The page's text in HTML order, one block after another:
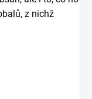
z nichž